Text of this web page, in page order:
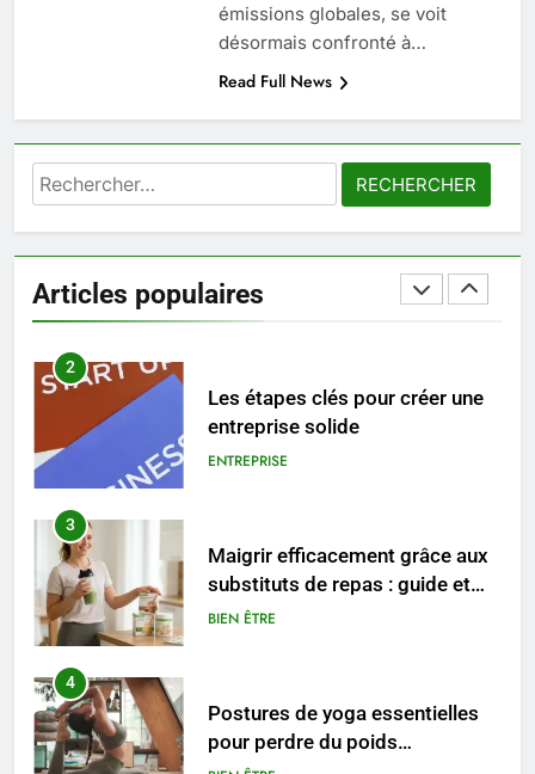
émissions globales, se voit
désormais confronté à…
Read Full News
Rechercher :
Articles populaires
Voyance à La Rochelle : où
sérieux à un tarif juste ?
BIEN ÊTRE
1
reviennent chaque année
MODE
2
Les étapes clés pour créer une
entreprise solide
ENTREPRISE
3
Maigrir efficacement grâce aux
substituts de repas : guide et
conseils pratiques
BIEN ÊTRE
4
Postures de yoga essentielles
pour perdre du poids